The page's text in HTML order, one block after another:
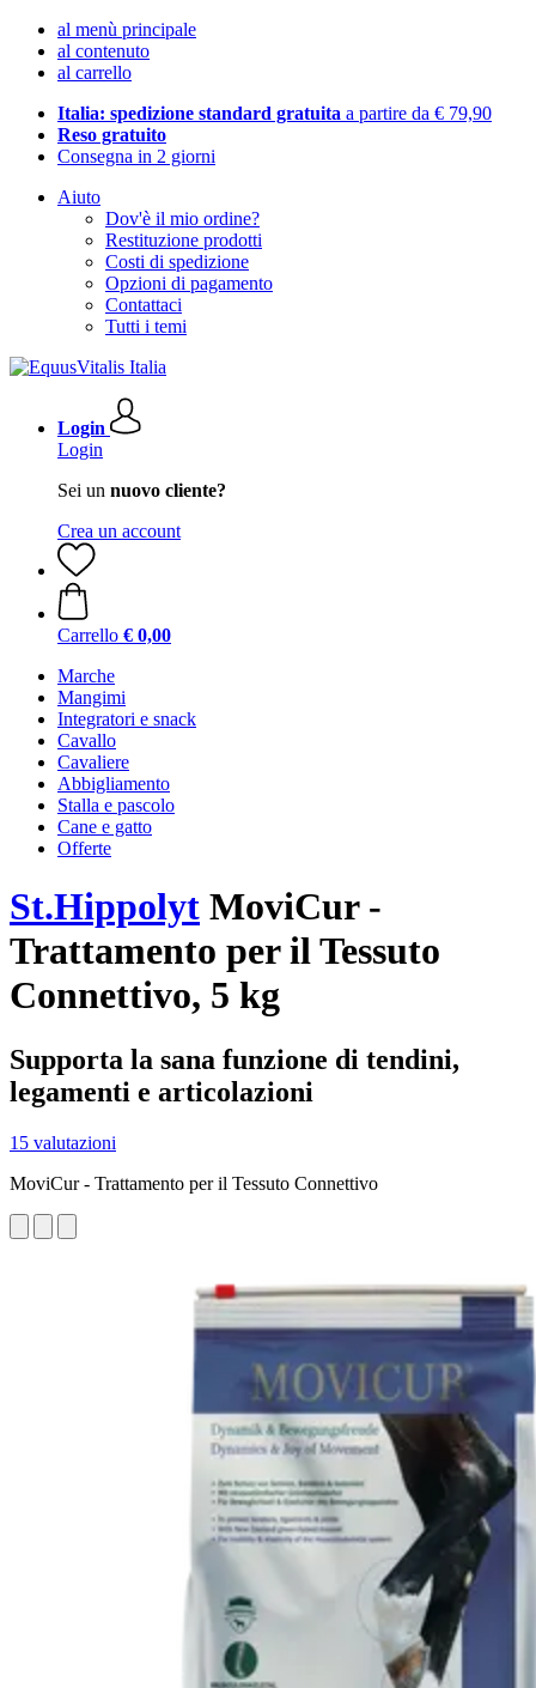
al menù principale
al contenuto
al carrello
Italia: spedizione standard gratuita a partire da € 79,90
Reso gratuito
Consegna in 2 giorni
Aiuto
Dov'è il mio ordine?
Restituzione prodotti
Costi di spedizione
Opzioni di pagamento
Contattaci
Tutti i temi
Login
Login
Sei un nuovo cliente?
Crea un account
Carrello € 0,00
Marche
Mangimi
Integratori e snack
Cavallo
Cavaliere
Abbigliamento
Stalla e pascolo
Cane e gatto
Offerte
St.Hippolyt MoviCur -
Trattamento per il Tessuto
Connettivo, 5 kg
Supporta la sana funzione di tendini,
legamenti e articolazioni
15 valutazioni
MoviCur - Trattamento per il Tessuto Connettivo